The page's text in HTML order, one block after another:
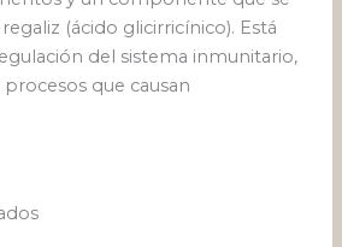
(ácido glicirricínico). Está
del sistema inmunitario,
que causan